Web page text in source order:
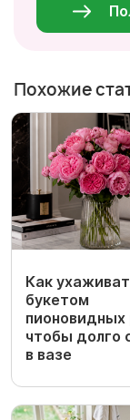
Похожие
Как
букетом
пионовидных
чтобы долго
в вазе